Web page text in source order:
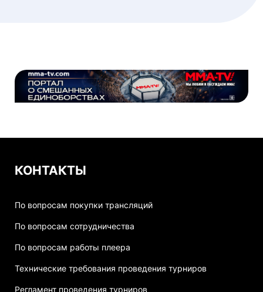
КОНТАКТЫ
По вопросам покупки трансляций
По вопросам сотрудничества
По вопросам работы плеера
Технические требования проведения турниров
Регламент проведения турниров